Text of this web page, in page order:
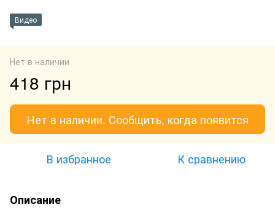
Видео
Нет в наличии
418 грн
Нет в наличии. Сообщить, когда появится
В избранное К сравнению
Описание